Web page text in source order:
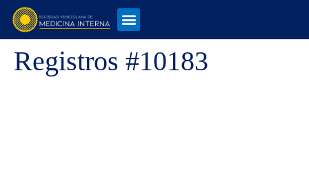
Registros #10183